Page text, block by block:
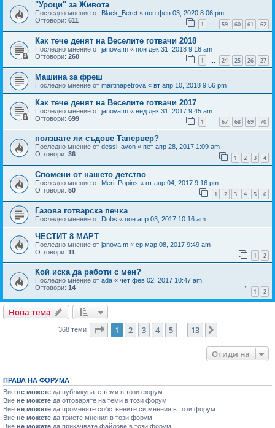
"Уроци" за Живота
Последно мнение от Black_Beret « пон фев 03, 2020 8:06 pm
Отговори: 611 1 … 59 60 61 62
Как тече денят на Веселите готвачи 2018
Последно мнение от janova.m « пон дек 31, 2018 9:16 am
Отговори: 260 1 … 24 25 26 27
Машина за фреш
Последно мнение от martinapetrova « вт апр 10, 2018 9:56 pm
Как тече денят на Веселите готвачи 2017
Последно мнение от janova.m « нед дек 31, 2017 9:45 am
Отговори: 699 1 67 68 69 70
ползвате ли съдове Тапервер?
Последно мнение от dessi_avon « пет апр 28, 2017 1:09 am
Отговори: 36 1 2 3 4
Спомени от нашето детство
Последно мнение от Meri_Popins « вт апр 04, 2017 9:16 pm
Отговори: 50 1 2 3 4 5 6
Газова готварска печка
Последно мнение от Dobs « пон апр 03, 2017 10:16 am
ЧЕСТИТ 8 МАРТ
Последно мнение от janova.m « ср мар 08, 2017 9:49 am
Отговори: 11 1 2
Кой иска да работи с мен?
Последно мнение от ada « чет фев 02, 2017 10:47 am
Отговори: 14 1 2
Нова тема
368 теми Страница от 13
1 2 3 4 5 13
Отиди на
ПРАВА НА ФОРУМА
Вие не можете да публикувате теми в този форум
Вие не можете да отговаряте на теми в този форум
Вие не можете да променяте собствените си мнения в този форум
Вие не можете да триете мнения в този форум
Вие не можете да прикачвате файлове в този форум